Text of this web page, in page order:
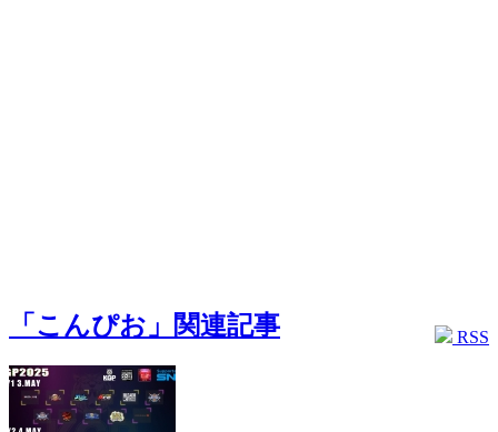
RSS
「こんぴお」関連記事